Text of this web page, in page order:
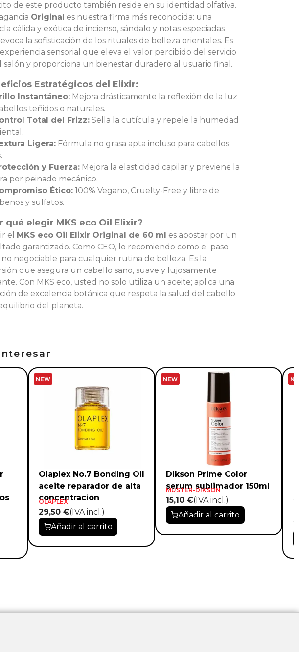
de este producto también reside en su identidad olfativa.
Original es nuestra firma más reconocida: una
cálida y exótica de incienso, sándalo y notas especiadas
la sofisticación de los rituales de belleza orientales. Es
sensorial que eleva el valor percibido del servicio
salón y proporciona un bienestar duradero al usuario final.
Estratégicos del Elixir:
Instantáneo: Mejora drásticamente la reflexión de la luz
teñidos o naturales.
Total del Frizz: Sella la cutícula y repele la humedad
Ligera: Fórmula no grasa apta incluso para cabellos
y Fuerza: Mejora la elasticidad capilar y previene la
por peinado mecánico.
Ético: 100% Vegano, Cruelty-Free y libre de
y sulfatos.
qué elegir MKS eco Oil Elixir?
el MKS eco Oil Elixir Original de 60 ml es apostar por un
garantizado. Como CEO, lo recomiendo como el paso
negociable para cualquier rutina de belleza. Es la
que asegura un cabello sano, suave y lujosamente
Con MKS eco, usted no solo utiliza un aceite; aplica una
de excelencia botánica que respeta la salud del cabello
del planeta.
NEW
Olaplex No.7 Bonding Oil
aceite reparador de alta
concentración
OLAPLEX
29,50 €(IVA incl.)
Añadir al carrito
NEW
Dikson Prime Color
serum sublimador 150ml
MUSTER-DIKSON
15,10 €(IVA incl.)
Añadir al carrito